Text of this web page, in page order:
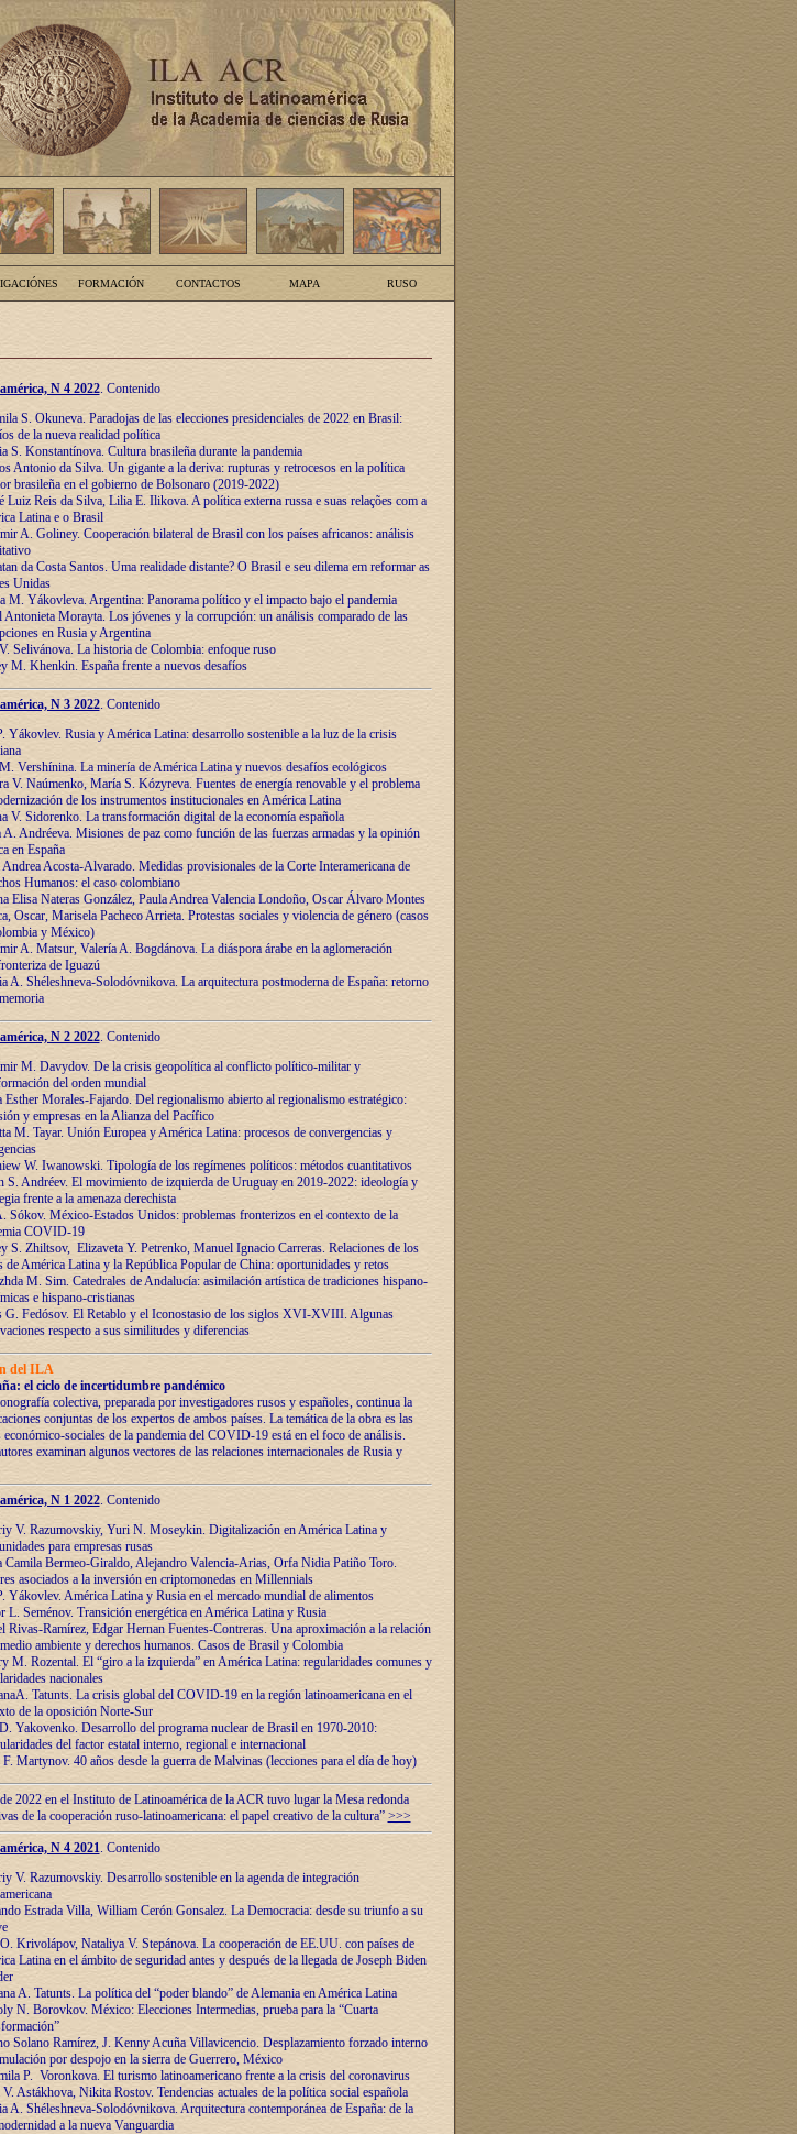
FORMACIÓN CONTACTOS MAPA RUSO
N 4 2022. Contenido
S. Okuneva. Paradojas de las elecciones presidenciales de 2022 en Brasil:
de la nueva realidad política
S. Konstantínova. Cultura brasileña durante la pandemia
Antonio da Silva. Un gigante a la deriva: rupturas y retrocesos en la política
brasileña en el gobierno de Bolsonaro (2019-2022)
Luiz Reis da Silva, Lilia E. Ilikova. A política externa russa e suas relações com a
Latina e o Brasil
A. Goliney. Cooperación bilateral de Brasil con los países africanos: análisis
da Costa Santos. Uma realidade distante? O Brasil e seu dilema em reformar as
Unidas
M. Yákovleva. Argentina: Panorama político y el impacto bajo el pandemia
Antonieta Morayta. Los jóvenes y la corrupción: un análisis comparado de las
en Rusia y Argentina
Selivánova. La historia de Colombia: enfoque ruso
M. Khenkin. España frente a nuevos desafíos
N 3 2022. Contenido
Yákovlev. Rusia y América Latina: desarrollo sostenible a la luz de la crisis
Vershínina. La minería de América Latina y nuevos desafíos ecológicos
V. Naúmenko, María S. Kózyreva. Fuentes de energía renovable y el problema
de los instrumentos institucionales en América Latina
V. Sidorenko. La transformación digital de la economía española
Andréeva. Misiones de paz como función de las fuerzas armadas y la opinión
en España
Andrea Acosta-Alvarado. Medidas provisionales de la Corte Interamericana de
Humanos: el caso colombiano
Elisa Nateras González, Paula Andrea Valencia Londoño, Oscar Álvaro Montes
Oscar, Marisela Pacheco Arrieta. Protestas sociales y violencia de género (casos
y México)
A. Matsur, Valería A. Bogdánova. La diáspora árabe en la aglomeración
de Iguazú
A. Shéleshneva-Solodóvnikova. La arquitectura postmoderna de España: retorno
N 2 2022. Contenido
M. Davydov. De la crisis geopolítica al conflicto político-militar y
del orden mundial
Esther Morales-Fajardo. Del regionalismo abierto al regionalismo estratégico:
y empresas en la Alianza del Pacífico
M. Tayar. Unión Europea y América Latina: procesos de convergencias y
W. Iwanowski. Tipología de los regímenes políticos: métodos cuantitativos
S. Andréev. El movimiento de izquierda de Uruguay en 2019-2022: ideología y
frente a la amenaza derechista
Sókov. México-Estados Unidos: problemas fronterizos en el contexto de la
COVID-19
S. Zhiltsov, Elizaveta Y. Petrenko, Manuel Ignacio Carreras. Relaciones de los
de América Latina y la República Popular de China: oportunidades y retos
M. Sim. Catedrales de Andalucía: asimilación artística de tradiciones hispano-
e hispano-cristianas
G. Fedósov. El Retablo y el Iconostasio de los siglos XVI-XVIII. Algunas
respecto a sus similitudes y diferencias
del ILA
el ciclo de incertidumbre pandémico
colectiva, preparada por investigadores rusos y españoles, continua la
conjuntas de los expertos de ambos países. La temática de la obra es las
económico-sociales de la pandemia del COVID-19 está en el foco de análisis.
examinan algunos vectores de las relaciones internacionales de Rusia y
N 1 2022. Contenido
V. Razumovskiy, Yuri N. Moseykin. Digitalización en América Latina y
para empresas rusas
Camila Bermeo-Giraldo, Alejandro Valencia-Arias, Orfa Nidia Patiño Toro.
asociados a la inversión en criptomonedas en Millennials
Yákovlev. América Latina y Rusia en el mercado mundial de alimentos
L. Seménov. Transición energética en América Latina y Rusia
Rivas-Ramírez, Edgar Hernan Fuentes-Contreras. Una aproximación a la relación
ambiente y derechos humanos. Casos de Brasil y Colombia
M. Rozental. El “giro a la izquierda” en América Latina: regularidades comunes y
nacionales
Tatunts. La crisis global del COVID-19 en la región latinoamericana en el
de la oposición Norte-Sur
Yakovenko. Desarrollo del programa nuclear de Brasil en 1970-2010:
del factor estatal interno, regional e internacional
Martynov. 40 años desde la guerra de Malvinas (lecciones para el día de hoy)
2022 en el Instituto de Latinoamérica de la ACR tuvo lugar la Mesa redonda
de la cooperación ruso-latinoamericana: el papel creativo de la cultura” >>>
N 4 2021. Contenido
V. Razumovskiy. Desarrollo sostenible en la agenda de integración
Estrada Villa, William Cerón Gonsalez. La Democracia: desde su triunfo a su
Krivolápov, Nataliya V. Stepánova. La cooperación de EE.UU. con países de
Latina en el ámbito de seguridad antes y después de la llegada de Joseph Biden
A. Tatunts. La política del “poder blando” de Alemania en América Latina
N. Borovkov. México: Elecciones Intermedias, prueba para la “Cuarta
Solano Ramírez, J. Kenny Acuña Villavicencio. Desplazamiento forzado interno
por despojo en la sierra de Guerrero, México
P. Voronkova. El turismo latinoamericano frente a la crisis del coronavirus
V. Astákhova, Nikita Rostov. Tendencias actuales de la política social española
A. Shéleshneva-Solodóvnikova. Arquitectura contemporánea de España: de la
a la nueva Vanguardia